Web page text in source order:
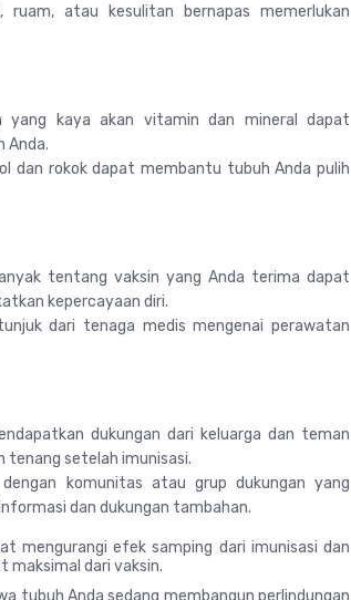
atau kesulitan bernapas memerlukan
yang kaya akan vitamin dan mineral dapat
Anda.
dan rokok dapat membantu tubuh Anda pulih
tentang vaksin yang Anda terima dapat
kepercayaan diri.
dari tenaga medis mengenai perawatan
dukungan dari keluarga dan teman
tenang setelah imunisasi.
komunitas atau grup dukungan yang
dan dukungan tambahan.
mengurangi efek samping dari imunisasi dan
dari vaksin.
tubuh Anda sedang membangun perlindungan